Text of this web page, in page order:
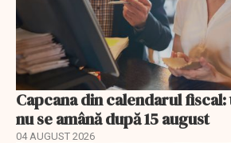
Capcana din calendarul
nu se amână după 15 august
04 AUGUST 2026